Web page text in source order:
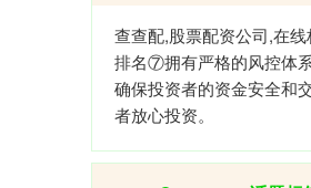
查查配,股票配资公司,在
排名⑦拥有严格的风控体
确保投资者的资金安全和
者放心投资。